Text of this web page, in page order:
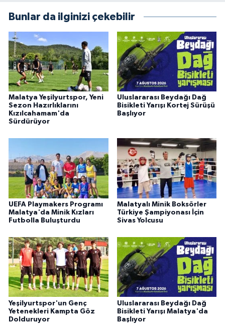
Bunlar da ilginizi çekebilir
Malatya Yeşilyurtspor, Yeni
Sezon Hazırlıklarını
Kızılcahamam'da
Sürdürüyor
Uluslararası Beydağı Dağ
Bisikleti Yarışı Kortej Sürüşü
Başlıyor
UEFA Playmakers Programı
Malatya'da Minik Kızları
Futbolla Buluşturdu
Malatyalı Minik Boksörler
Türkiye Şampiyonası İçin
Sivas Yolcusu
Yeşilyurtspor'un Genç
Yetenekleri Kampta Göz
Dolduruyor
Uluslararası Beydağı Dağ
Bisikleti Yarışı Malatya'da
Başlıyor